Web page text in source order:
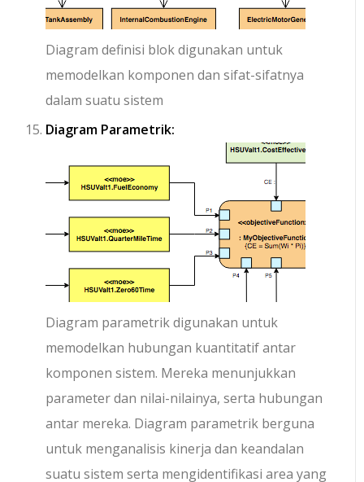
Diagram definisi blok digunakan untuk
memodelkan komponen dan sifat-sifatnya
dalam suatu sistem
Diagram Parametrik:
Diagram parametrik digunakan untuk
memodelkan hubungan kuantitatif antar
komponen sistem. Mereka menunjukkan
parameter dan nilai-nilainya, serta hubungan
antar mereka. Diagram parametrik berguna
untuk menganalisis kinerja dan keandalan
suatu sistem serta mengidentifikasi area yang